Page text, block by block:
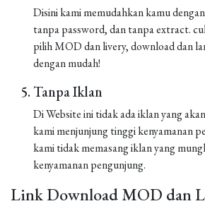
Disini kami memudahkan kamu
tanpa password, dan tanpa extract.
pilih MOD dan livery, download dan
dengan mudah!
Tanpa Iklan
Di Website ini tidak ada iklan yang
kami menjunjung tinggi kenyamanan
kami tidak memasang iklan yang
kenyamanan pengunjung.
Link Download MOD dan